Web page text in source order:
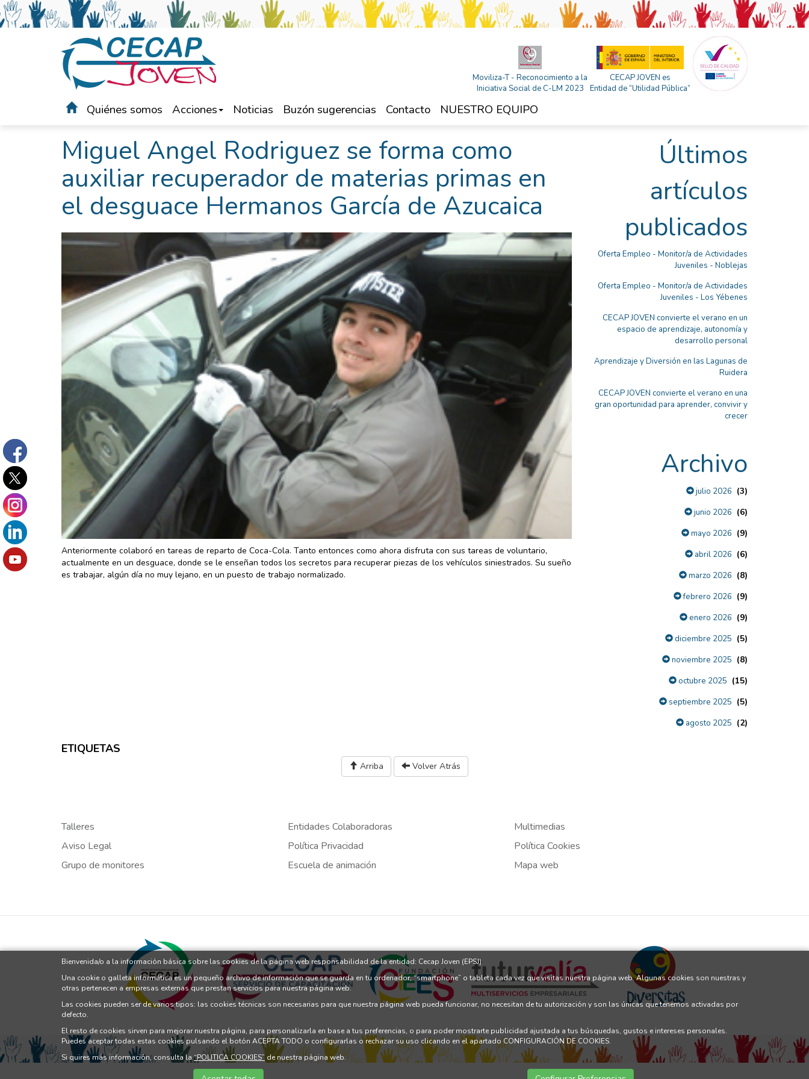
Moviliza-T - Reconocimiento a la
Iniciativa Social de C-LM 2023
CECAP JOVEN es
Entidad de “Utilidad Pública”
Quiénes somos Acciones Noticias Buzón sugerencias Contacto NUESTRO EQUIPO
Miguel Angel Rodriguez se forma como
auxiliar recuperador de materias primas en
el desguace Hermanos García de Azucaica
Anteriormente colaboró en tareas de reparto de Coca-Cola. Tanto entonces como ahora disfruta con sus tareas de voluntario,
actualmente en un desguace, donde se le enseñan todos los secretos para recuperar piezas de los vehículos siniestrados. Su sueño
es trabajar, algún día no muy lejano, en un puesto de trabajo normalizado.
Últimos
artículos
publicados
Oferta Empleo - Monitor/a de Actividades
Juveniles - Noblejas
Oferta Empleo - Monitor/a de Actividades
Juveniles - Los Yébenes
CECAP JOVEN convierte el verano en un
espacio de aprendizaje, autonomía y
desarrollo personal
Aprendizaje y Diversión en las Lagunas de
Ruidera
CECAP JOVEN convierte el verano en una
gran oportunidad para aprender, convivir y
crecer
Archivo
julio 2026 (3)
junio 2026 (6)
mayo 2026 (9)
abril 2026 (6)
marzo 2026 (8)
febrero 2026 (9)
enero 2026 (9)
diciembre 2025 (5)
noviembre 2025 (8)
octubre 2025 (15)
septiembre 2025 (5)
agosto 2025 (2)
ETIQUETAS
Arriba Volver Atrás
Talleres Entidades Colaboradoras
Multimedias
Aviso Legal
Política Privacidad
Política Cookies
Grupo de monitores
Escuela de animación Mapa web
Bienvenida/o a la información básica sobre las cookies de la página web responsabilidad de la entidad: Cecap Joven (EPSJ)
Una cookie o galleta informática es un pequeño archivo de información que se guarda en tu ordenador, “smartphone” o tableta cada vez que visitas nuestra página web. Algunas cookies son nuestras y
otras pertenecen a empresas externas que prestan servicios para nuestra página web.
Las cookies pueden ser de varios tipos: las cookies técnicas son necesarias para que nuestra página web pueda funcionar, no necesitan de tu autorización y son las únicas que tenemos activadas por
defecto.
El resto de cookies sirven para mejorar nuestra página, para personalizarla en base a tus preferencias, o para poder mostrarte publicidad ajustada a tus búsquedas, gustos e intereses personales.
Puedes aceptar todas estas cookies pulsando el botón ACEPTA TODO o configurarlas o rechazar su uso clicando en el apartado CONFIGURACIÓN DE COOKIES.
Si quires más información, consulta la “POLITICA COOKIES” de nuestra página web.